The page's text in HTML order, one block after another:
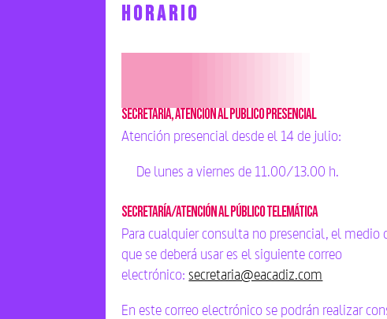
HORARIO
Secretaria, Atención al público presencial
Atención presencial desde el 14 de julio:
De lunes a viernes de 11.00/13.00 h.
Secretaría/atención al público TELEMÁTICA
Para cualquier consulta no presencial, el medio
que se deberá usar es el siguiente correo
electrónico:secretaria@eacadiz.com
En este correo electrónico se podrán realizar